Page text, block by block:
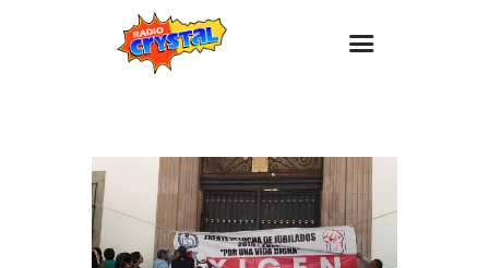
Estaciones
Eventos
Promociones